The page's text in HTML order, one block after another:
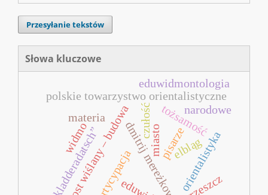
Przesyłanie tekstów
Słowa kluczowe
dmitrij mereżkowskitożsamość
polskie towarzystwo orientalistyczne
orientalistyka
most wiślany – budowa
partycypacja
miasto
materia
eduwidmontologia
widmo
narodowe
pisarze
elbląg
czułość
„kladderadatsch” wrzeszcz